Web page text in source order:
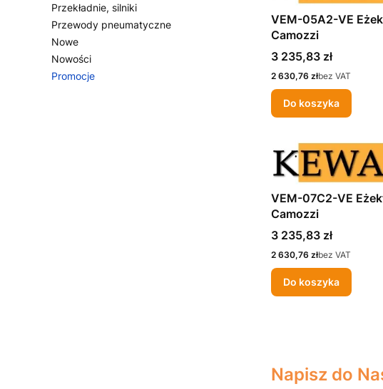
Przekładnie, silniki
Przewody pneumatyczne
Nowe
Nowości
Promocje
VEM-05A2-VE
Camozzi
Cena
3 235,83 zł
Cena
2 630,76 złbez VAT
Do koszyka
VEM-07C2-VE
Camozzi
Cena
3 235,83 zł
Cena
2 630,76 złbez VAT
Do koszyka
Napisz do